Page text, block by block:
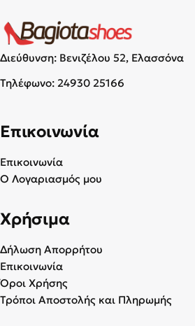
Διεύθυνση: Βενιζέλου 52, Ελασσόνα
Τηλέφωνο: 24930 25166
Επικοινωνία
Επικοινωνία
Ο Λογαριασμός μου
Χρήσιμα
Δήλωση Απορρήτου
Επικοινωνία
Όροι Χρήσης
Τρόποι Αποστολής και Πληρωμής